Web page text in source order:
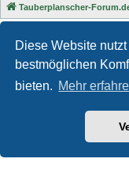
Diese Website
bestmöglichen
bieten. Mehr
Tauberplanscher-
Powered by